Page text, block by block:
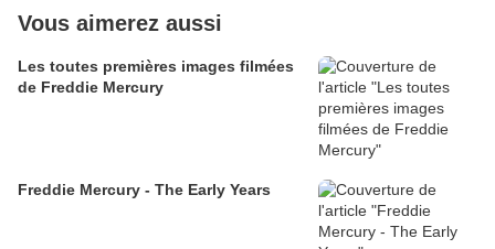
Vous aimerez aussi
Les toutes premières images filmées
de Freddie Mercury
Freddie Mercury - The Early Years